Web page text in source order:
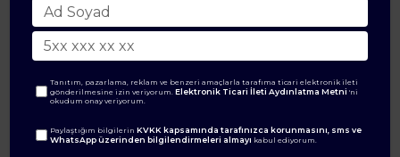
Tanıtım, pazarlama, reklam ve benzeri amaçlarla tarafıma ticari elektronik ileti
gönderilmesine izin veriyorum.Elektronik Ticari İleti Aydınlatma Metni 'ni
okudum onay veriyorum.
Paylaştığım bilgilerinKVKK kapsamında tarafınızca korunmasını, sms ve
WhatsApp üzerinden bilgilendirmeleri almayı kabul ediyorum.